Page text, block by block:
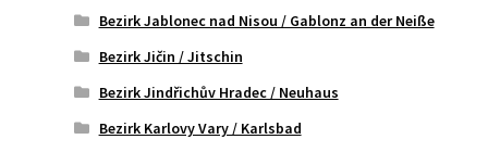
Bezirk Jablonec nad Nisou / Gablonz an der Neiße
Bezirk Jičin / Jitschin
Bezirk Jindřichův Hradec / Neuhaus
Bezirk Karlovy Vary / Karlsbad